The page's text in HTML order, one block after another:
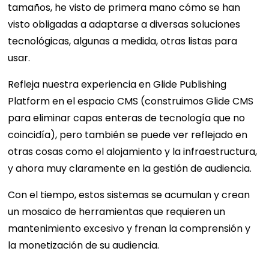
tamaños, he visto de primera mano cómo se han
visto obligadas a adaptarse a diversas soluciones
tecnológicas, algunas a medida, otras listas para
usar.
Refleja nuestra experiencia en Glide Publishing
Platform en el espacio CMS (construimos Glide CMS
para eliminar capas enteras de tecnología que no
coincidía), pero también se puede ver reflejado en
otras cosas como el alojamiento y la infraestructura,
y ahora muy claramente en la gestión de audiencia.
Con el tiempo, estos sistemas se acumulan y crean
un mosaico de herramientas que requieren un
mantenimiento excesivo y frenan la comprensión y
la monetización de su audiencia.